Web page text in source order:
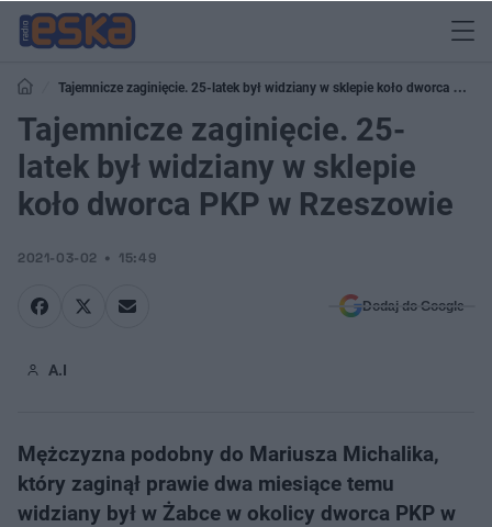
Tajemnicze zaginięcie. 25-latek był widziany w sklepie koło dworca PKP
w Rzeszowie
Tajemnicze zaginięcie. 25-
latek był widziany w sklepie
koło dworca PKP w Rzeszowie
2021-03-02 15:49
Dodaj do Google
A.I
Mężczyzna podobny do Mariusza Michalika,
który zaginął prawie dwa miesiące temu
widziany był w Żabce w okolicy dworca PKP w